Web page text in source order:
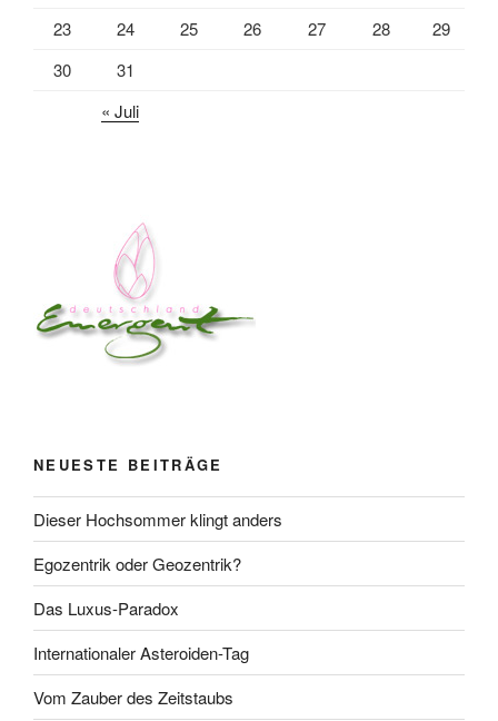
23 24 25 26 27 28
29
30
31
« Juli
NEUESTE BEITRÄGE
Dieser Hochsommer klingt anders
Egozentrik oder Geozentrik?
Das Luxus-Paradox
Internationaler Asteroiden-Tag
Vom Zauber des Zeitstaubs